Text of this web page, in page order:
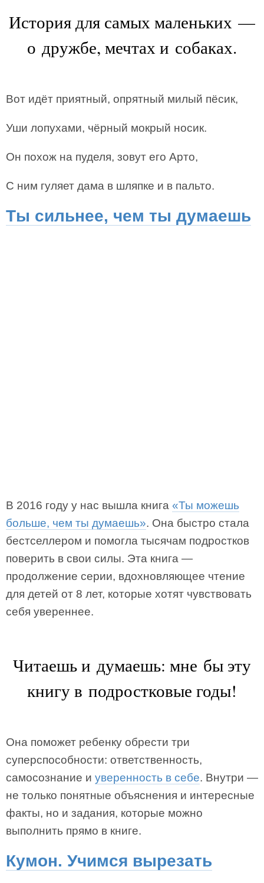
История для самых маленьких —
о дружбе, мечтах и собаках.
Вот идёт приятный, опрятный милый пёсик,
Уши лопухами, чёрный мокрый носик.
Он похож на пуделя, зовут его Арто,
С ним гуляет дама в шляпке и в пальто.
Ты сильнее, чем ты думаешь
В 2016 году у нас вышла книга «Ты можешь
больше, чем ты думаешь». Она быстро стала
бестселлером и помогла тысячам подростков
поверить в свои силы. Эта книга —
продолжение серии, вдохновляющее чтение
для детей от 8 лет, которые хотят чувствовать
себя увереннее.
Читаешь и думаешь: мне бы эту
книгу в подростковые годы!
Она поможет ребенку обрести три
суперспособности: ответственность,
самосознание и уверенность в себе. Внутри —
не только понятные объяснения и интересные
факты, но и задания, которые можно
выполнить прямо в книге.
Кумон. Учимся вырезать